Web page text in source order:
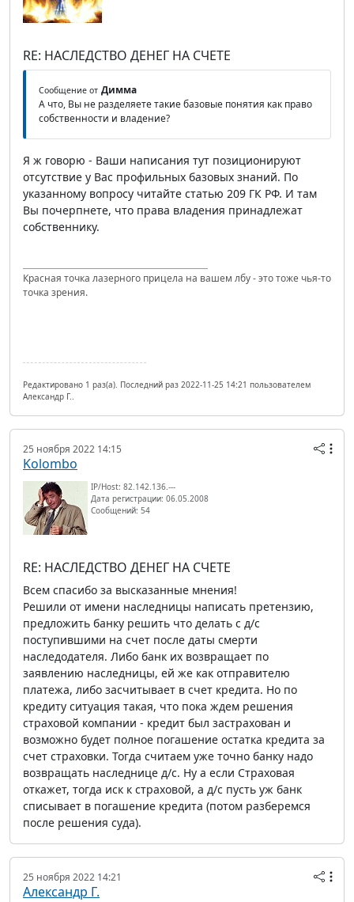
RE: НАСЛЕДСТВО ДЕНЕГ НА СЧЕТЕ
Сообщение от Димма
А что, Вы не разделяете такие базовые понятия как право
собственности и владение?
Я ж говорю - Ваши написания тут позиционируют
отсутствие у Вас профильных базовых знаний. По
указанному вопросу читайте статью 209 ГК РФ. И там
Вы почерпнете, что права владения принадлежат
собственнику.
Красная точка лазерного прицела на вашем лбу - это тоже чья-то
точка зрения.
Редактировано 1 раз(а). Последний раз 2022-11-25 14:21 пользователем
Александр Г..
25 ноября 2022 14:15
Kolombo
IP/Host: 82.142.136.---
Дата регистрации: 06.05.2008
Сообщений: 54
RE: НАСЛЕДСТВО ДЕНЕГ НА СЧЕТЕ
Всем спасибо за высказанные мнения!
Решили от имени наследницы написать претензию,
предложить банку решить что делать с д/с
поступившими на счет после даты смерти
наследодателя. Либо банк их возвращает по
заявлению наследницы, ей же как отправителю
платежа, либо засчитывает в счет кредита. Но по
кредиту ситуация такая, что пока ждем решения
страховой компании - кредит был застрахован и
возможно будет полное погашение остатка кредита за
счет страховки. Тогда считаем уже точно банку надо
возвращать наследнице д/с. Ну а если Страховая
откажет, тогда иск к страховой, а д/с пусть уж банк
списывает в погашение кредита (потом разберемся
после решения суда).
25 ноября 2022 14:21
Александр Г.